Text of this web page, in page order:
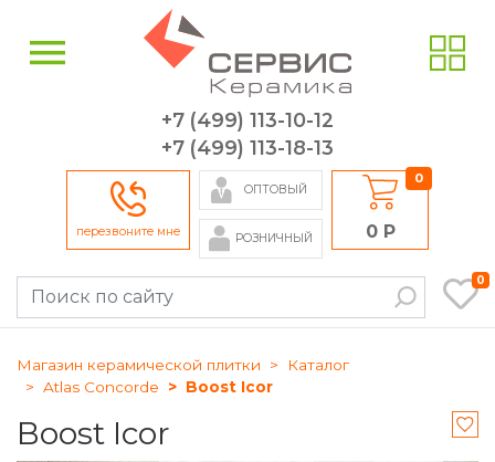
+7 (499) 113-10-12
+7 (499) 113-18-13
перезвоните мне
ОПТОВЫЙ
РОЗНИЧНЫЙ
0
0 Р
0
Магазин керамической плитки
Каталог
Atlas Concorde
Boost Icor
Boost Icor